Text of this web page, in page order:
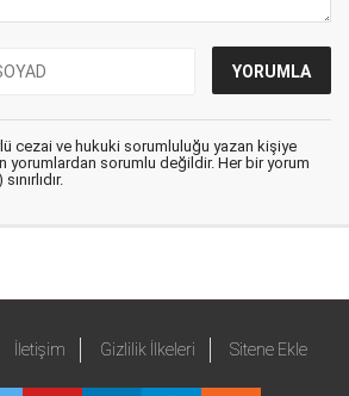
cezai ve hukuki sorumluluğu yazan kişiye
yorumlardan sorumlu değildir. Her bir yorum
İletişim Gizlilik İlkeleri Sitene Ekle